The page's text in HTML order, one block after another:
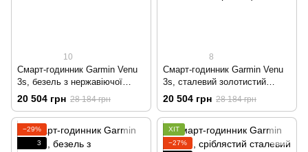
10
Смарт-годинник Garmin Venu
3s, безель з нержавіючої
сталі з корпусом кольору
гальки та силіконовим
ремінцем
20 504 грн 28 184 грн
8
Смарт-годинник Garmin Venu
3s, сталевий золотистий
безель з корпусом
французького сірого кольору
та силіконовим ремінцем
20 504 грн 28 184 грн
−29%
3
ХІТ
−27%